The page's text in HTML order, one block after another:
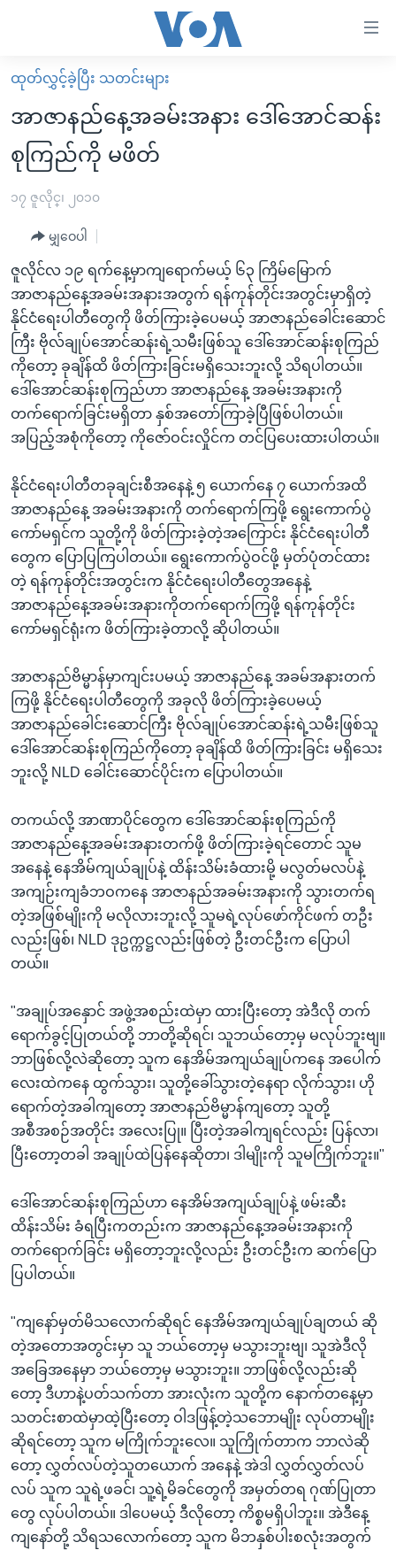
လွယ်ကူ
စေ
သည့်
Link
များ
အကြောင်းအရာ
သို့
ကျော်
ကြည့်
ရန်
ပင်မ
ညွန်း
စာမျက်နှာ
သို့
ကျော်
ရှာဖွေ
ရန်
မူလစာမျက်နှာ
မြန်မာ
ကမ္ဘာ့သတင်းများ
နိုင်ငံတကာ
အစ္စရေး-ပါလက်စတိုင်း
ဗွီဒီယို
ရပ်ဝန်းတခု လမ်းတခု အလွန်
အင်္ဂလိပ်စာလေ့လာမယ်
အမေရိကန်သုံးအီဒီယံ
မကြေးမုံရဲ့ အင်္ဂလိပ်စာ
ရုပ်ရှင်ထဲက အင်္ဂလိပ်စာ
သုတပဒေသာ အင်္ဂလိပ်စာ
အပတ်စဉ်ကဏ္ဍများ
ရေဒီယို
တီဗွီ
ရေဒီယိုနှင့်ရုပ်သံ အချက်အလက်များ
ရေဒီယို/တီဗွီအစီအစဉ်
Learning English
ဗွီအိုအေ လူမှုကွန်ယက်များ
ဘာသာစကားများ
ထုတ်လွှင့်ခဲ့ပြီး သတင်းများ
အာဇာနည်နေ့အခမ်းအနား ဒေါ်အောင်ဆန်း
စုကြည်ကို မဖိတ်
၁၇ ဇူလိုင္၊ ၂၀၁၀
မျှဝေပါ
ဇူလိုင်လ ၁၉ ရက်နေ့မှာကျရောက်မယ့် ၆၃ ကြိမ်မြောက်
အာဇာနည်နေ့အခမ်းအနားအတွက် ရန်ကုန်တိုင်းအတွင်းမှာရှိတဲ့
နိုင်ငံရေးပါတီတွေကို ဖိတ်ကြားခဲ့ပေမယ့် အာဇာနည်ခေါင်းဆောင်
ကြီး ဗိုလ်ချုပ်အောင်ဆန်းရဲ့သမီးဖြစ်သူ ဒေါ်အောင်ဆန်းစုကြည်
ကိုတော့ ခုချိန်ထိ ဖိတ်ကြားခြင်းမရှိသေးဘူးလို့ သိရပါတယ်။
ဒေါ်အောင်ဆန်းစုကြည်ဟာ အာဇာနည်နေ့ အခမ်းအနားကို
တက်ရောက်ခြင်းမရှိတာ နှစ်အတော်ကြာခဲ့ပြီဖြစ်ပါတယ်။
အပြည့်အစုံကိုတော့ ကိုဇော်ဝင်းလှိုင်က တင်ပြပေးထားပါတယ်။
နိုင်ငံရေးပါတီတခုချင်းစီအနေနဲ့ ၅ ယောက်နေ ၇ ယောက်အထိ
အာဇာနည်နေ့ အခမ်းအနားကို တက်ရောက်ကြဖို့ ရွေးကောက်ပွဲ
ကော်မရှင်က သူတို့ကို ဖိတ်ကြားခဲ့တဲ့အကြောင်း နိုင်ငံရေးပါတီ
တွေက ပြောပြကြပါတယ်။ ရွေးကောက်ပွဲဝင်ဖို့ မှတ်ပုံတင်ထား
တဲ့ ရန်ကုန်တိုင်းအတွင်းက နိုင်ငံရေးပါတီတွေအနေနဲ့
အာဇာနည်နေ့အခမ်းအနားကိုတက်ရောက်ကြဖို့ ရန်ကုန်တိုင်း
ကော်မရှင်ရုံးက ဖိတ်ကြားခဲ့တာလို့ ဆိုပါတယ်။
အာဇာနည်ဗိမ္မာန်မှာကျင်းပမယ့် အာဇာနည်နေ့ အခမ်အနားတက်
ကြဖို့ နိုင်ငံရေးပါတီတွေကို အခုလို ဖိတ်ကြားခဲ့ပေမယ့်
အာဇာနည်ခေါင်းဆောင်ကြီး ဗိုလ်ချုပ်အောင်ဆန်းရဲ့သမီးဖြစ်သူ
ဒေါ်အောင်ဆန်းစုကြည်ကိုတော့ ခုချိန်ထိ ဖိတ်ကြားခြင်း မရှိသေး
ဘူးလို့ NLD ခေါင်းဆောင်ပိုင်းက ပြောပါတယ်။
တကယ်လို့ အာဏာပိုင်တွေက ဒေါ်အောင်ဆန်းစုကြည်ကို
အာဇာနည်နေ့အခမ်းအနားတက်ဖို့ ဖိတ်ကြားခဲ့ရင်တောင် သူမ
အနေနဲ့ နေအိမ်ကျယ်ချုပ်နဲ့ ထိန်းသိမ်းခံထားမို့ မလွတ်မလပ်နဲ့
အကျဉ်းကျခံဘဝကနေ အာဇာနည်အခမ်းအနားကို သွားတက်ရ
တဲ့အဖြစ်မျိုးကို မလိုလားဘူးလို့ သူမရဲ့လုပ်ဖော်ကိုင်ဖက် တဦး
လည်းဖြစ်၊ NLD ဒုဥက္ကဋ္ဌလည်းဖြစ်တဲ့ ဦးတင်ဦးက ပြောပါ
တယ်။
"အချုပ်အနှောင် အဖွဲ့အစည်းထဲမှာ ထားပြီးတော့ အဲဒီလို တက်
ရောက်ခွင့်ပြုတယ်တို့ ဘာတို့ဆိုရင်၊ သူဘယ်တော့မှ မလုပ်ဘူးဗျ။
ဘာဖြစ်လို့လဲဆိုတော့ သူက နေအိမ်အကျယ်ချုပ်ကနေ အပေါက်
လေးထဲကနေ ထွက်သွား၊ သူတို့ခေါ်သွားတဲ့နေရာ လိုက်သွား၊ ဟို
ရောက်တဲ့အခါကျတော့ အာဇာနည်ဗိမ္မာန်ကျတော့ သူတို့
အစီအစဉ်အတိုင်း အလေးပြု။ ပြီးတဲ့အခါကျရင်လည်း ပြန်လာ၊
ပြီးတော့တခါ အချုပ်ထဲပြန်နေဆိုတာ၊ ဒါမျိုးကို သူမကြိုက်ဘူး။"
ဒေါ်အောင်ဆန်းစုကြည်ဟာ နေအိမ်အကျယ်ချုပ်နဲ့ ဖမ်းဆီး
ထိန်းသိမ်း ခံရပြီးကတည်းက အာဇာနည်နေ့အခမ်းအနားကို
တက်ရောက်ခြင်း မရှိတော့ဘူးလို့လည်း ဦးတင်ဦးက ဆက်ပြော
ပြပါတယ်။
"ကျနော်မှတ်မိသလောက်ဆိုရင် နေအိမ်အကျယ်ချုပ်ချတယ် ဆို
တဲ့အတောအတွင်းမှာ သူ ဘယ်တော့မှ မသွားဘူးဗျ၊ သူအဲဒီလို
အခြေအနေမှာ ဘယ်တော့မှ မသွားဘူး။ ဘာဖြစ်လို့လည်းဆို
တော့ ဒီဟာနဲ့ပတ်သက်တာ အားလုံးက သူတို့က နောက်တနေ့မှာ
သတင်းစာထဲမှာထဲ့ပြီးတော့ ဝါဒဖြန့်တဲ့သဘောမျိုး လုပ်တာမျိုး
ဆိုရင်တော့ သူက မကြိုက်ဘူးလေ။ သူကြိုက်တာက ဘာလဲဆို
တော့ လွှတ်လပ်တဲ့သူတယောက် အနေနဲ့ အဲဒါ လွှတ်လွှတ်လပ်
လပ် သူက သူရဲ့ဖခင်၊ သူ့ရဲ့မိခင်တွေကို အမှတ်တရ ဂုဏ်ပြုတာ
တွေ လုပ်ပါတယ်။ ဒါပေမယ့် ဒီလိုတော့ ကိစ္စမရှိပါဘူး။ အဲဒီနေ့
ကျနော်တို့ သိရသလောက်တော့ သူက မိဘနှစ်ပါးစလုံးအတွက်